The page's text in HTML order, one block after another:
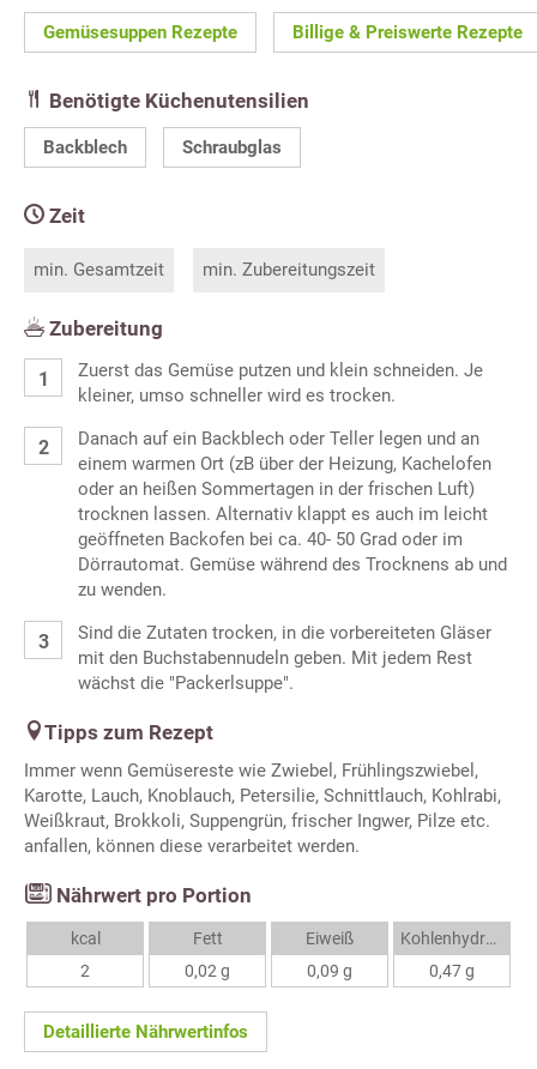
Gemüsesuppen Rezepte Billige & Preiswerte Rezepte
Benötigte Küchenutensilien
Backblech Schraubglas
Zeit
min. Gesamtzeit min. Zubereitungszeit
Zubereitung
Zuerst das Gemüse putzen und klein schneiden. Je
kleiner, umso schneller wird es trocken.
Danach auf ein Backblech oder Teller legen und an
einem warmen Ort (zB über der Heizung, Kachelofen
oder an heißen Sommertagen in der frischen Luft)
trocknen lassen. Alternativ klappt es auch im leicht
geöffneten Backofen bei ca. 40- 50 Grad oder im
Dörrautomat. Gemüse während des Trocknens ab und
zu wenden.
Sind die Zutaten trocken, in die vorbereiteten Gläser
mit den Buchstabennudeln geben. Mit jedem Rest
wächst die "Packerlsuppe".
Tipps zum Rezept
Immer wenn Gemüsereste wie Zwiebel, Frühlingszwiebel,
Karotte, Lauch, Knoblauch, Petersilie, Schnittlauch, Kohlrabi,
Weißkraut, Brokkoli, Suppengrün, frischer Ingwer, Pilze etc.
anfallen, können diese verarbeitet werden.
Nährwert pro Portion
kcal
2
Fett
0,02 g
Eiweiß
0,09 g
Kohlenhydrate
0,47 g
Detaillierte Nährwertinfos